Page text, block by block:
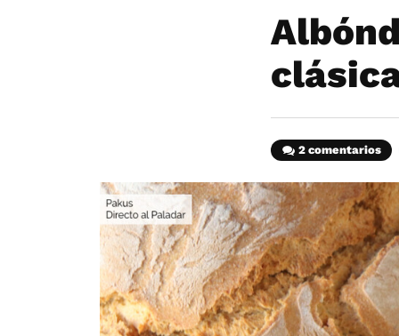
2 comentarios